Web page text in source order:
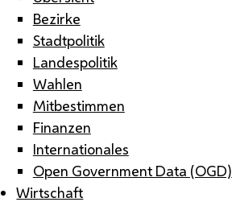
Bezirke
Stadtpolitik
Landespolitik
Wahlen
Mitbestimmen
Finanzen
Internationales
Open Government Data (OGD)
Wirtschaft